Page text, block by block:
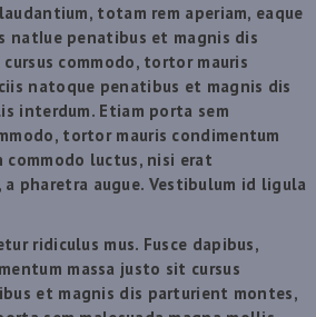
totam rem aperiam, eaque
natIue penatibus et magnis dis
commodo, tortor mauris
natoque penatibus et magnis dis
interdum. Etiam porta sem
tortor mauris condimentum
luctus, nisi erat
pharetra augue. Vestibulum id ligula
ridiculus mus. Fusce dapibus,
massa justo sit cursus
et magnis dis parturient montes,